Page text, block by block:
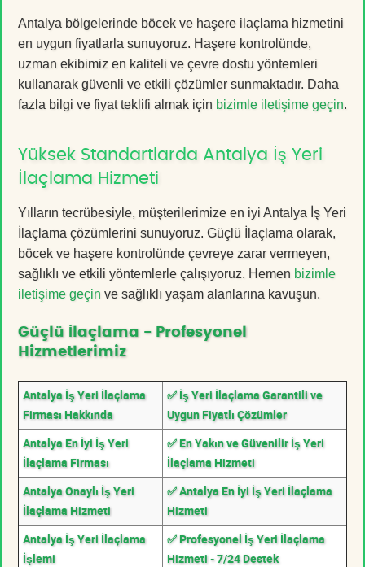
Antalya bölgelerinde böcek ve haşere ilaçlama hizmetini
en uygun fiyatlarla sunuyoruz. Haşere kontrolünde,
uzman ekibimiz en kaliteli ve çevre dostu yöntemleri
kullanarak güvenli ve etkili çözümler sunmaktadır. Daha
fazla bilgi ve fiyat teklifi almak için bizimle iletişime geçin.
Yüksek Standartlarda Antalya İş Yeri
İlaçlama Hizmeti
Yılların tecrübesiyle, müşterilerimize en iyi Antalya İş Yeri
İlaçlama çözümlerini sunuyoruz. Güçlü İlaçlama olarak,
böcek ve haşere kontrolünde çevreye zarar vermeyen,
sağlıklı ve etkili yöntemlerle çalışıyoruz. Hemen bizimle
iletişime geçin ve sağlıklı yaşam alanlarına kavuşun.
Güçlü İlaçlama - Profesyonel
Hizmetlerimiz
Antalya İş Yeri İlaçlama
Firması Hakkında
✅ İş Yeri İlaçlama Garantili ve
Uygun Fiyatlı Çözümler
Antalya En İyi İş Yeri
İlaçlama Firması
✅ En Yakın ve Güvenilir İş Yeri
İlaçlama Hizmeti
Antalya Onaylı İş Yeri
İlaçlama Hizmeti
✅ Antalya En İyi İş Yeri İlaçlama
Hizmeti
Antalya İş Yeri İlaçlama
İşlemi
✅ Profesyonel İş Yeri İlaçlama
Hizmeti - 7/24 Destek